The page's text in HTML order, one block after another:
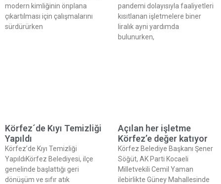
modern kimliğinin önplana
çıkartılması için çalışmalarını
sürdürürken
pandemi dolayısıyla faaliyetleri
kısıtlanan işletmelere biner
liralık ayni yardımda
bulunurken,
Körfez´de Kıyı Temizliği
Yapıldı
Körfez’de Kıyı Temizliği
YapıldıKörfez Belediyesi, ilçe
genelinde başlattığı geri
dönüşüm ve sıfır atık
Açılan her işletme
Körfez’e değer katıyor
Körfez Belediye Başkanı Şener
Söğüt, AK Parti Kocaeli
Milletvekili Cemil Yaman
ilebirlikte Güney Mahallesinde